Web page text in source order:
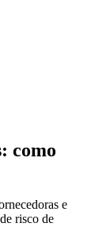
como
e
risco de